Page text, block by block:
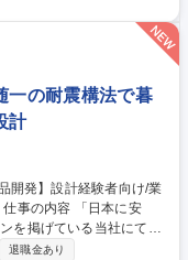
にチームで設計をお願い
制のため業務の平準化・
温泉 海と灯/ヒューイッ
ビレッジ多摩センター、
sun.com/achieve
一の耐震構法で暮
計
を掲げている当社にて、
と機能性を両立した
退職金あり